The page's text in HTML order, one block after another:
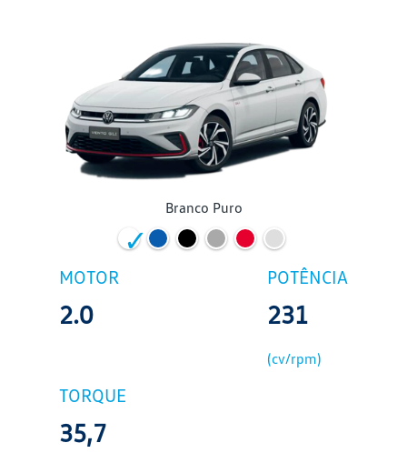
Branco Puro
MOTOR
2.0
POTÊNCIA
231
(cv/rpm)
TORQUE
35,7